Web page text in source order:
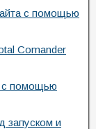
с помощью
Comander
с помощью
запуском и